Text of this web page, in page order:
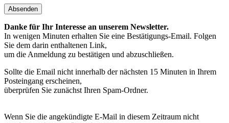
Absenden
Danke für Ihr Interesse an unserem Newsletter.
In wenigen Minuten erhalten Sie eine Bestätigungs-Email. Folgen
Sie dem darin enthaltenen Link,
um die Anmeldung zu bestätigen und abzuschließen.
Sollte die Email nicht innerhalb der nächsten 15 Minuten in Ihrem
Posteingang erscheinen,
überprüfen Sie zunächst Ihren Spam-Ordner.
Wenn Sie die angekündigte E-Mail in diesem Zeitraum nicht